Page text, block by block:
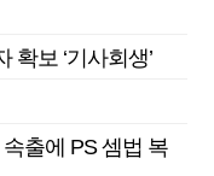
보 ‘기사회생’
출에 PS 셈법 복